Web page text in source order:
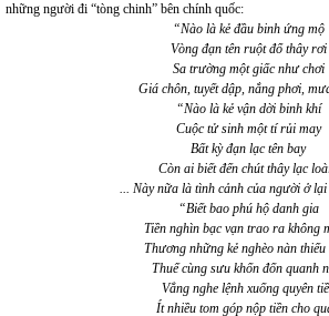
những người đi “tòng chinh” bên chính quốc:
“Nào là kẻ đầu binh ứng mộ
Vòng đạn tên ruột đổ thây rơi
Sa trường một giấc như chơi
Giá chôn, tuyết dập, nắng phơi,
“Nào là kẻ vận dời binh khí
Cuộc tử sinh một tí rủi may
Bất kỳ đạn lạc tên bay
Còn ai biết đến chút thây lạc
... Này nữa là tình cảnh của người ở lại
“Biết bao phú hộ danh gia
Tiền nghìn bạc vạn trao ra không
Thương những kẻ nghèo nàn thiếu
Thuế cùng sưu khốn đốn quanh
Vẳng nghe lệnh xuống quyên
Ít nhiều tom góp nộp tiền cho